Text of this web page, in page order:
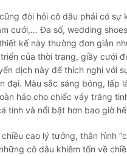
đòi hỏi cô dâu phải có sự
cưới,… Đa số, wedding
kế này thường đơn giản
của thời trang, giầy cưới
dịch này để thích nghi với
đại. Màu sắc sáng bóng, lấp
hảo cho chiếc váy trắng
tính và nổi bật hơn bao giờ
cao lý tưởng, thân hình
cô dâu khiêm tốn về